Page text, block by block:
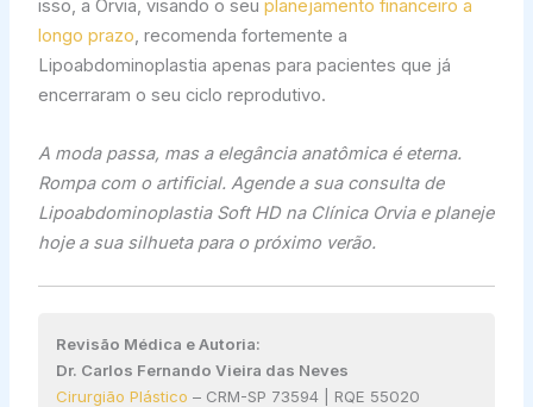
isso, a Orvia, visando o seu planejamento financeiro a
longo prazo, recomenda fortemente a
Lipoabdominoplastia apenas para pacientes que já
encerraram o seu ciclo reprodutivo.
A moda passa, mas a elegância anatômica é eterna.
Rompa com o artificial. Agende a sua consulta de
Lipoabdominoplastia Soft HD na Clínica Orvia e planeje
hoje a sua silhueta para o próximo verão.
Revisão Médica e Autoria:
Dr. Carlos Fernando Vieira das Neves
Cirurgião Plástico – CRM-SP 73594 | RQE 55020